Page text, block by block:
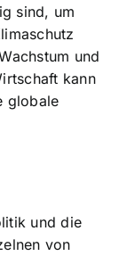
sind, um
und
kann
globale
und die
von